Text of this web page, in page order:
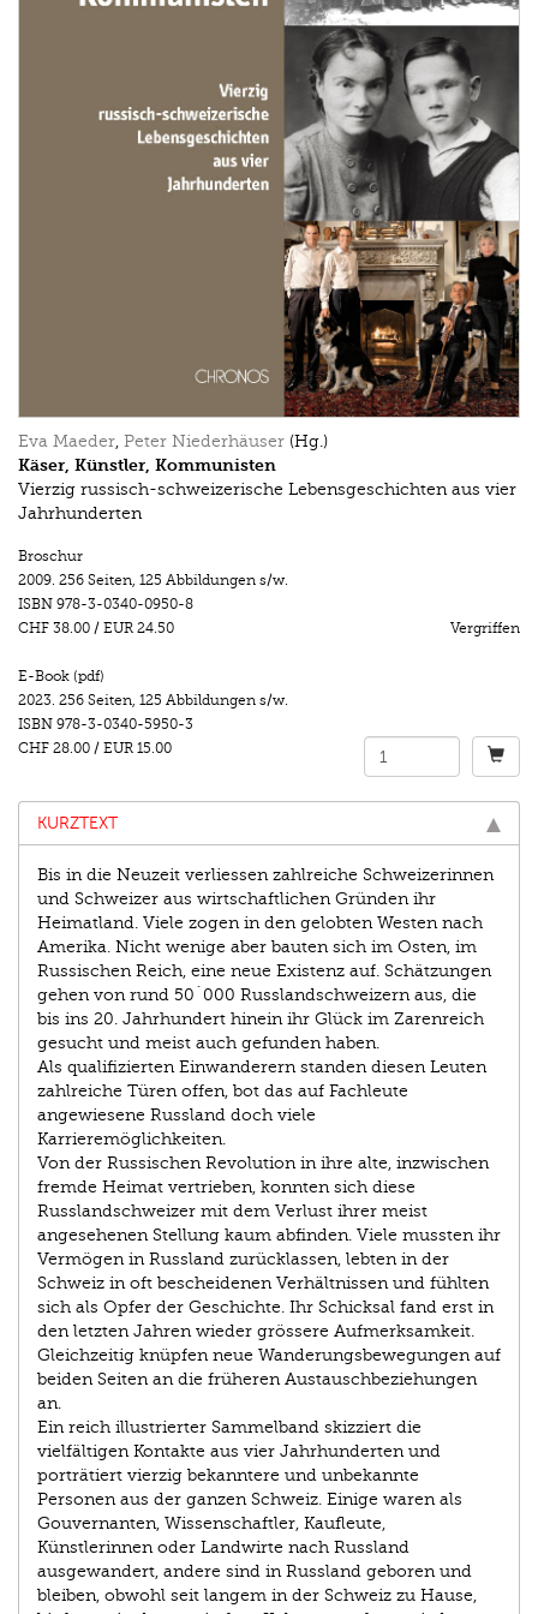
Eva Maeder, Peter Niederhäuser (Hg.)
Käser, Künstler, Kommunisten
Vierzig russisch-schweizerische Lebensgeschichten aus vier
Jahrhunderten
Broschur
2009. 256 Seiten, 125 Abbildungen s/w.
ISBN 978-3-0340-0950-8
CHF 38.00 / EUR 24.50 Vergriffen
E-Book (pdf)
2023. 256 Seiten, 125 Abbildungen s/w.
ISBN 978-3-0340-5950-3
CHF 28.00 / EUR 15.00
KURZTEXT
Bis in die Neuzeit verliessen zahlreiche Schweizerinnen
und Schweizer aus wirtschaftlichen Gründen ihr
Heimatland. Viele zogen in den gelobten Westen nach
Amerika. Nicht wenige aber bauten sich im Osten, im
Russischen Reich, eine neue Existenz auf. Schätzungen
gehen von rund 50´000 Russlandschweizern aus, die
bis ins 20. Jahrhundert hinein ihr Glück im Zarenreich
gesucht und meist auch gefunden haben.
Als qualifizierten Einwanderern standen diesen Leuten
zahlreiche Türen offen, bot das auf Fachleute
angewiesene Russland doch viele
Karrieremöglichkeiten.
Von der Russischen Revolution in ihre alte, inzwischen
fremde Heimat vertrieben, konnten sich diese
Russlandschweizer mit dem Verlust ihrer meist
angesehenen Stellung kaum abfinden. Viele mussten ihr
Vermögen in Russland zurücklassen, lebten in der
Schweiz in oft bescheidenen Verhältnissen und fühlten
sich als Opfer der Geschichte. Ihr Schicksal fand erst in
den letzten Jahren wieder grössere Aufmerksamkeit.
Gleichzeitig knüpfen neue Wanderungsbewegungen auf
beiden Seiten an die früheren Austauschbeziehungen
an.
Ein reich illustrierter Sammelband skizziert die
vielfältigen Kontakte aus vier Jahrhunderten und
porträtiert vierzig bekanntere und unbekannte
Personen aus der ganzen Schweiz. Einige waren als
Gouvernanten, Wissenschaftler, Kaufleute,
Künstlerinnen oder Landwirte nach Russland
ausgewandert, andere sind in Russland geboren und
bleiben, obwohl seit langem in der Schweiz zu Hause,